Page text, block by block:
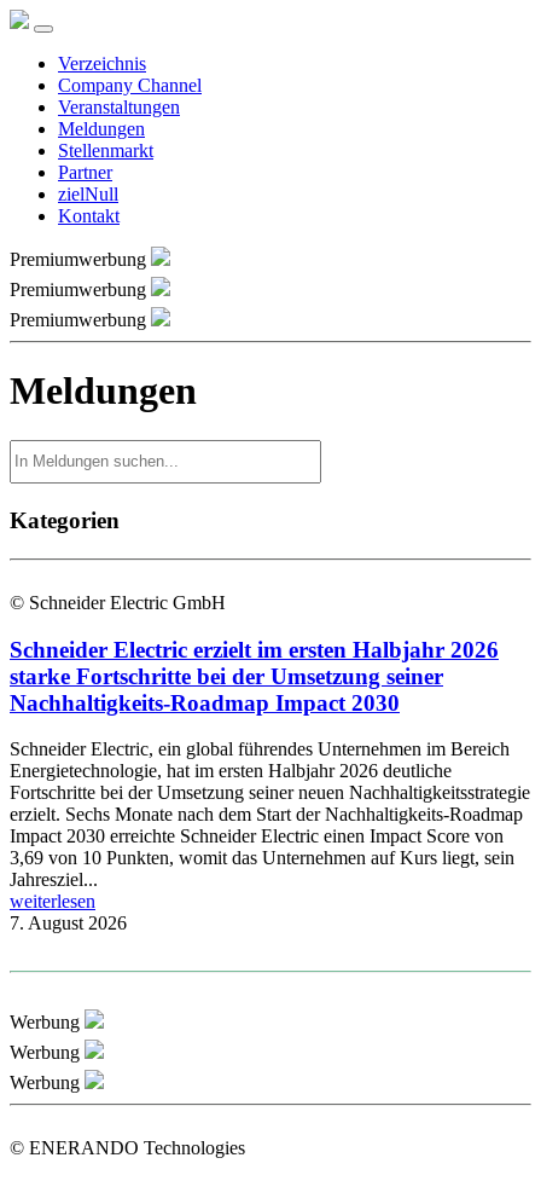
Verzeichnis
Company Channel
Veranstaltungen
Meldungen
Stellenmarkt
Partner
zielNull
Kontakt
Premiumwerbung
Premiumwerbung
Premiumwerbung
Meldungen
Kategorien
© Schneider Electric GmbH
Schneider Electric erzielt im ersten Halbjahr 2026
starke Fortschritte bei der Umsetzung seiner
Nachhaltigkeits-Roadmap Impact 2030
Schneider Electric, ein global führendes Unternehmen im Bereich
Energietechnologie, hat im ersten Halbjahr 2026 deutliche
Fortschritte bei der Umsetzung seiner neuen Nachhaltigkeitsstrategie
erzielt. Sechs Monate nach dem Start der Nachhaltigkeits-Roadmap
Impact 2030 erreichte Schneider Electric einen Impact Score von
3,69 von 10 Punkten, womit das Unternehmen auf Kurs liegt, sein
Jahresziel...
weiterlesen
7. August 2026
Werbung
Werbung
Werbung
© ENERANDO Technologies